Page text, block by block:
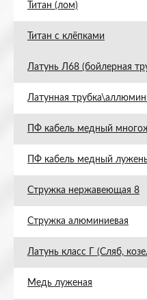
Титан (лом)
Титан с клёпками
Латунь Л68 (бойлерная
Латунная
ПФ кабель медный
ПФ кабель медный
Стружка нержавеющая 8
Стружка алюминиевая
Латунь класс Г (Сляб,
Медь луженая